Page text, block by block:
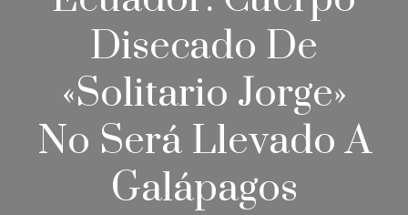
Disecado De
«Solitario Jorge»
No Será Llevado A
Galápagos